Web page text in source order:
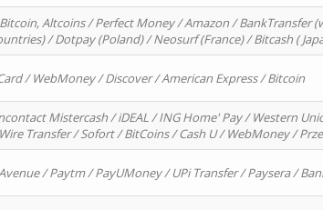
Altcoins / Perfect Money / Amazon / BankTransfer
/ Dotpay (Poland) / Neosurf (France) / Bitcash (
/ WebMoney / Discover / American Express / Bitcoin
Mistercash / iDEAL / ING Home' Pay / Western
Transfer / Sofort / BitCoins / Cash U / WebMoney /
/ Paytm / PayUMoney / UPi Transfer / Paysera /